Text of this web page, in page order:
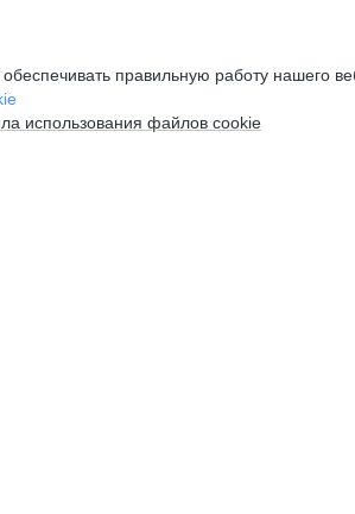
правильную работу нашего
использования файлов cookie